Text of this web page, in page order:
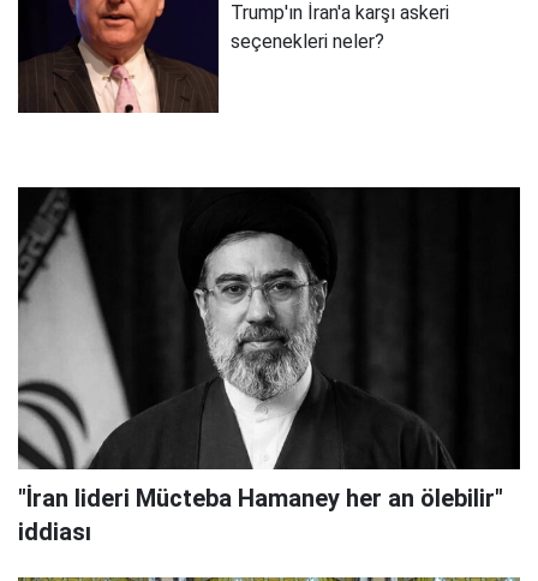
Trump'ın İran'a karşı askeri
seçenekleri neler?
"İran lideri Mücteba Hamaney her an ölebilir"
iddiası